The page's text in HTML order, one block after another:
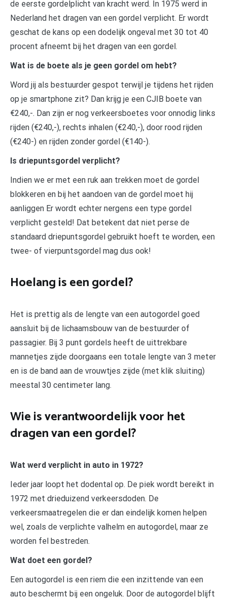
de eerste gordelplicht van kracht werd. In 1975 werd in
Nederland het dragen van een gordel verplicht. Er wordt
geschat de kans op een dodelijk ongeval met 30 tot 40
procent afneemt bij het dragen van een gordel.
Wat is de boete als je geen gordel om hebt?
Word jij als bestuurder gespot terwijl je tijdens het rijden
op je smartphone zit? Dan krijg je een CJIB boete van
€240,-. Dan zijn er nog verkeersboetes voor onnodig links
rijden (€240,-), rechts inhalen (€240,-), door rood rijden
(€240-) en rijden zonder gordel (€140-).
Is driepuntsgordel verplicht?
Indien we er met een ruk aan trekken moet de gordel
blokkeren en bij het aandoen van de gordel moet hij
aanliggen Er wordt echter nergens een type gordel
verplicht gesteld! Dat betekent dat niet perse de
standaard driepuntsgordel gebruikt hoeft te worden, een
twee- of vierpuntsgordel mag dus ook!
Hoelang is een gordel?
Het is prettig als de lengte van een autogordel goed
aansluit bij de lichaamsbouw van de bestuurder of
passagier. Bij 3 punt gordels heeft de uittrekbare
mannetjes zijde doorgaans een totale lengte van 3 meter
en is de band aan de vrouwtjes zijde (met klik sluiting)
meestal 30 centimeter lang.
Wie is verantwoordelijk voor het
dragen van een gordel?
Wat werd verplicht in auto in 1972?
Ieder jaar loopt het dodental op. De piek wordt bereikt in
1972 met drieduizend verkeersdoden. De
verkeersmaatregelen die er dan eindelijk komen helpen
wel, zoals de verplichte valhelm en autogordel, maar ze
worden fel bestreden.
Wat doet een gordel?
Een autogordel is een riem die een inzittende van een
auto beschermt bij een ongeluk. Door de autogordel blijft